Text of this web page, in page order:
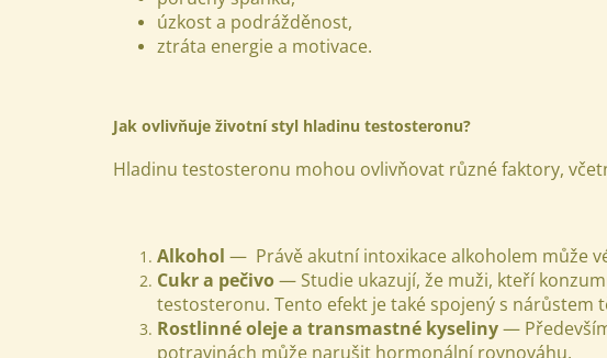
úzkost a podrážděnost,
ztráta energie a motivace.
Jak ovlivňuje životní styl hladinu testosteronu?
Hladinu testosteronu mohou ovlivňovat různé faktory,
Alkohol — Právě akutní intoxikace alkoholem může
Cukr a pečivo— Studie ukazují, že muži, kteří
testosteronu. Tento efekt je také spojený s
Rostlinné oleje a transmastné kyseliny—
potravinách může narušit hormonální rovnováhu.